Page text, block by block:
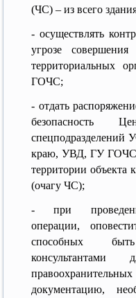
(ЧС) – из всего
- осуществлять
угрозе совершения
ГОЧС;
- отдать
краю, УВД, ГУ ГОЧС
территории объекта
(очагу ЧС);
- при проведении
операции,
способных
документацию,